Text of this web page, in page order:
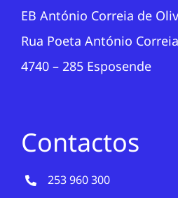
EB António Correia de
Rua Poeta António
4740 – 285 Esposende
Contactos
253 960 300